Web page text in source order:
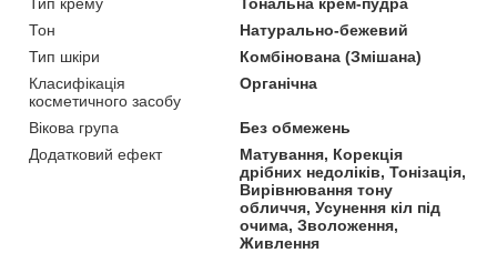
Тон
Натурально-бежевий
Тип шкіри
Комбінована (Змішана)
Класифікація
косметичного засобу
Органічна
Вікова група
Без обмежень
Додатковий ефект
Матування, Корекція
дрібних недоліків, Тонізація,
Вирівнювання тону
обличчя, Усунення кіл під
очима, Зволоження,
Живлення